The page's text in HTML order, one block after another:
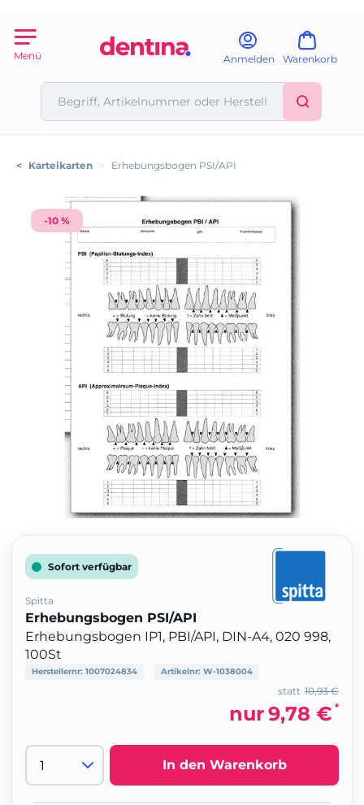
Menü Anmelden Warenkorb
< Karteikarten > Erhebungsbogen PSI/API
-10 %
Sofort verfügbar
Spitta
Erhebungsbogen PSI/API
Erhebungsbogen IP1, PBI/API, DIN-A4, 020 998,
100St
Herstellernr: 1007024834 Artikelnr: W-1038004
10,93 €
statt
nur9,78 € *
In den Warenkorb